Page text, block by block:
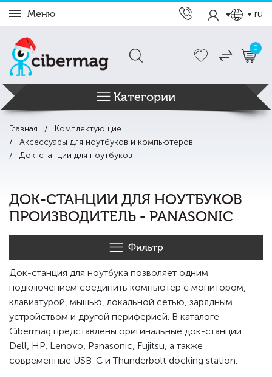
Меню ru
0
Категории
Главная
Комплектующие
Аксессуары для ноутбуков и компьютеров
Док-станции для ноутбуков
ДОК-СТАНЦИИ ДЛЯ НОУТБУКОВ
ПРОИЗВОДИТЕЛЬ - PANASONIC
Фильтр
Док-станция для ноутбука позволяет одним
подключением соединить компьютер с монитором,
клавиатурой, мышью, локальной сетью, зарядным
устройством и другой периферией. В каталоге
Cibermag представлены оригинальные док-станции
Dell, HP, Lenovo, Panasonic, Fujitsu, а также
современные USB-C и Thunderbolt docking station.